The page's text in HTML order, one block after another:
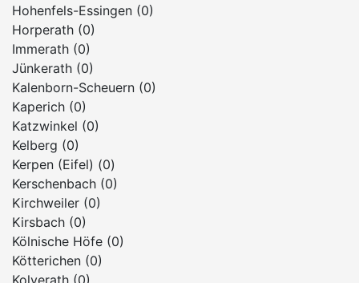
Hohenfels-Essingen (0)
Horperath (0)
Immerath (0)
Jünkerath (0)
Kalenborn-Scheuern (0)
Kaperich (0)
Katzwinkel (0)
Kelberg (0)
Kerpen (Eifel) (0)
Kerschenbach (0)
Kirchweiler (0)
Kirsbach (0)
Kölnische Höfe (0)
Kötterichen (0)
Kolverath (0)